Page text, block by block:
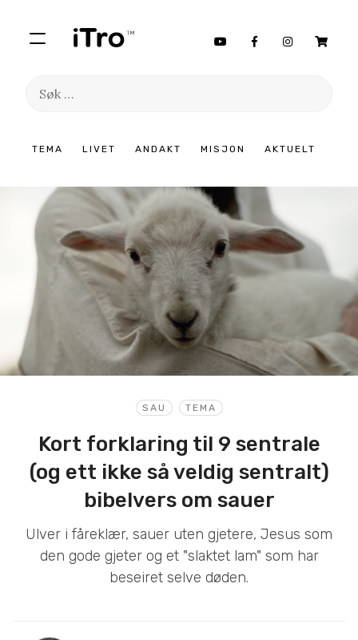
TEMA LIVET ANDAKT MISJON AKTUELT
Søk
innhold
SAU TEMA
Kort forklaring til 9 sentrale
(og ett ikke så veldig sentralt)
bibelvers om sauer
Ulver i fåreklær, sauer uten gjetere, Jesus som
den gode gjeter og et "slaktet lam" som har
beseiret selve døden.